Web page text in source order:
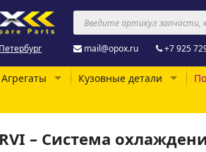
mail@opox.ru +7 925
Агрегаты Кузовные детали
– Система